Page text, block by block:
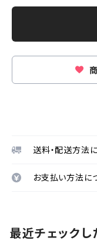
送料・配送方法
お支払い方法に
最近チェックし